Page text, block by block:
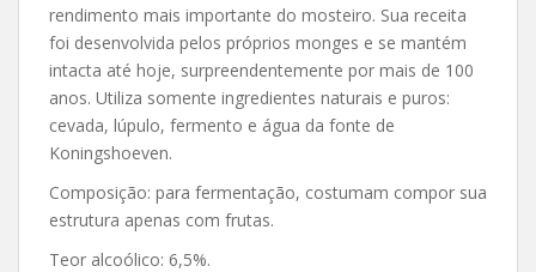
rendimento mais importante do mosteiro. Sua receita
foi desenvolvida pelos próprios monges e se mantém
intacta até hoje, surpreendentemente por mais de 100
anos. Utiliza somente ingredientes naturais e puros:
cevada, lúpulo, fermento e água da fonte de
Koningshoeven.
Composição: para fermentação, costumam compor sua
estrutura apenas com frutas.
Teor alcoólico: 6,5%.